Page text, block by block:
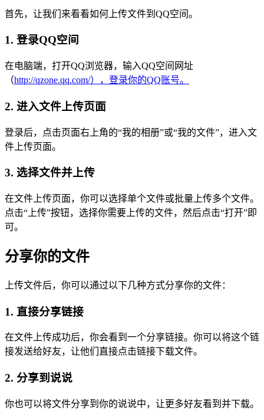
首先，让我们来看看如何上传文件到QQ空间。
1. 登录QQ空间
在电脑端，打开QQ浏览器，输入QQ空间网址
（http://qzone.qq.com/），登录你的QQ账号。
2. 进入文件上传页面
登录后，点击页面右上角的“我的相册”或“我的文件”，进入文
件上传页面。
3. 选择文件并上传
在文件上传页面，你可以选择单个文件或批量上传多个文件。
点击“上传”按钮，选择你需要上传的文件，然后点击“打开”即
可。
分享你的文件
上传文件后，你可以通过以下几种方式分享你的文件：
1. 直接分享链接
在文件上传成功后，你会看到一个分享链接。你可以将这个链
接发送给好友，让他们直接点击链接下载文件。
2. 分享到说说
你也可以将文件分享到你的说说中，让更多好友看到并下载。